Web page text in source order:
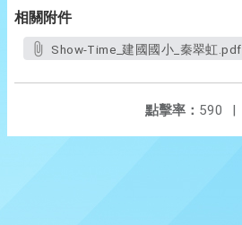
相關附件
Show-Time_建國國小_秦翠虹.pdf
點擊率： 590 |